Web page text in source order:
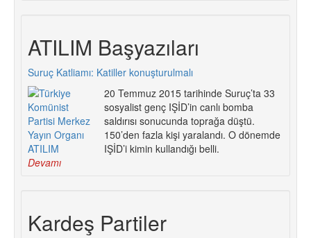
ATILIM Başyazıları
Suruç Katliamı: Katiller konuşturulmalı
20 Temmuz 2015 tarihinde Suruç’ta 33
sosyalist genç IŞİD’in canlı bomba
saldırısı sonucunda toprağa düştü.
150’den fazla kişi yaralandı. O dönemde
IŞİD’i kimin kullandığı belli.
Devamı
Kardeş Partiler